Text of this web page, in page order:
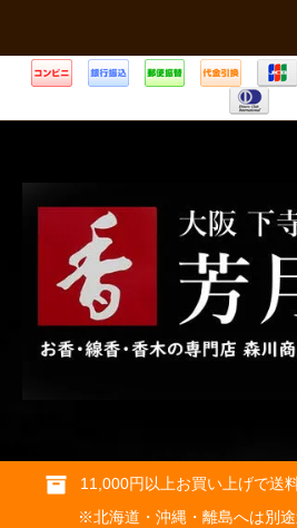
11,000円以上お買い上げで送
※北海道・沖縄・離島へは別